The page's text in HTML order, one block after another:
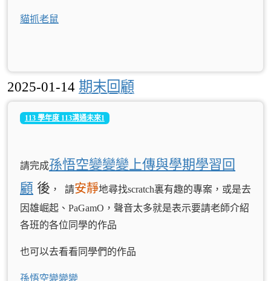
貓抓老鼠
2025-01-14 期末回顧
113 學年度 113溝通未來1
請完成孫悟空變變變上傳與學期學習回
顧 後 ， 請安靜地尋找scratch裏有趣的專案，或是去
因雄崛起、PaGamO，聲音太多就是表示要請老師介紹
各班的各位同學的作品
也可以去看看同學們的作品
孫悟空變變變